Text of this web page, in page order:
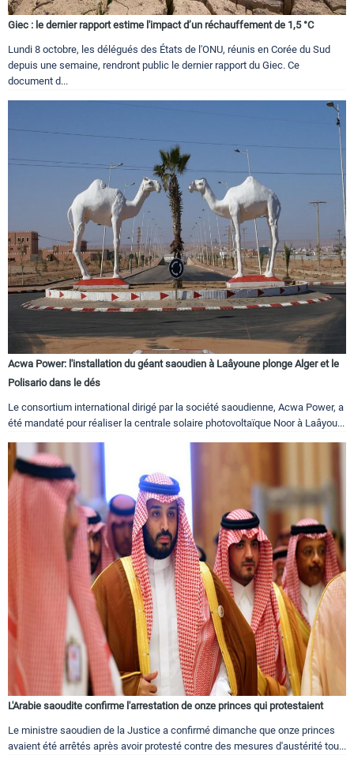
Giec : le dernier rapport estime l'impact d’un réchauffement de 1,5 °C
Lundi 8 octobre, les délégués des États de l'ONU, réunis en Corée du Sud
depuis une semaine, rendront public le dernier rapport du Giec. Ce
document d...
Acwa Power: l'installation du géant saoudien à Laâyoune plonge Alger et le
Polisario dans le dés
Le consortium international dirigé par la société saoudienne, Acwa Power, a
été mandaté pour réaliser la centrale solaire photovoltaïque Noor à Laâyou...
L'Arabie saoudite confirme l'arrestation de onze princes qui protestaient
Le ministre saoudien de la Justice a confirmé dimanche que onze princes
avaient été arrêtés après avoir protesté contre des mesures d'austérité tou...